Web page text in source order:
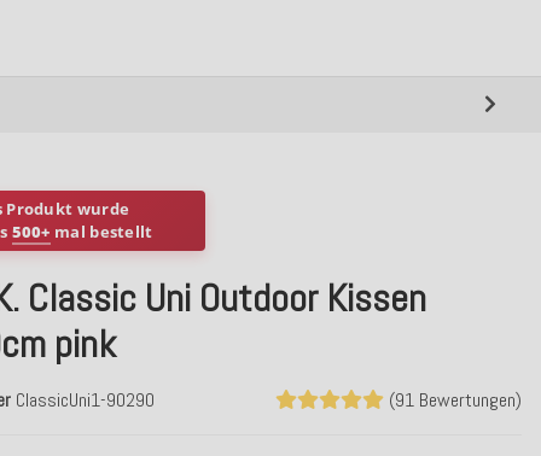
Produkt wurde
500+ mal bestellt
Classic Uni Outdoor Kissen
pink
(91 Bewertungen)
ClassicUni1-90290